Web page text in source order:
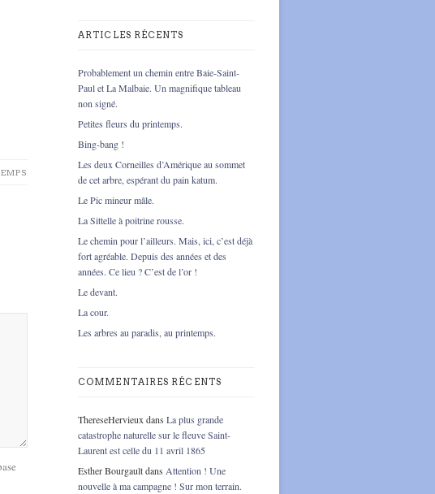
ARTICLES RÉCENTS
Probablement un chemin entre Baie-Saint-
Paul et La Malbaie. Un magnifique tableau
non signé.
Petites fleurs du printemps.
Bing-bang !
Les deux Corneilles d’Amérique au sommet
de cet arbre, espérant du pain katum.
Le Pic mineur mâle.
La Sittelle à poitrine rousse.
Le chemin pour l’ailleurs. Mais, ici, c’est déjà
fort agréable. Depuis des années et des
années. Ce lieu ? C’est de l’or !
Le devant.
La cour.
Les arbres au paradis, au printemps.
COMMENTAIRES RÉCENTS
ThereseHervieux dans La plus grande
catastrophe naturelle sur le fleuve Saint-
Laurent est celle du 11 avril 1865
Esther Bourgaultdans Attention ! Une
nouvelle à ma campagne ! Sur mon terrain.